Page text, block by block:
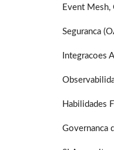
Event Mesh,
Seguranca
Integracoes
Habilidades
Governanca